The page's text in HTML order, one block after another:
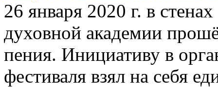
26 января 2020 г. в
духовной академии
пения. Инициативу в
фестиваля взял на себя